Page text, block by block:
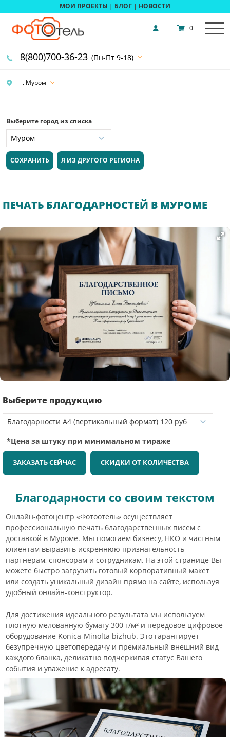
МОИ ПРОЕКТЫ | БЛОГ | НОВОСТИ
г. Муром
8(800)700-36-23 (Пн-Пт 9-18)
0
Выберите город из списка
СОХРАНИТЬ Я ИЗ ДРУГОГО РЕГИОНА
ПЕЧАТЬ БЛАГОДАРНОСТЕЙ В МУРОМЕ
Выберите продукцию
*Цена за штуку при минимальном тираже
ЗАКАЗАТЬ СЕЙЧАС СКИДКИ ОТ КОЛИЧЕСТВА
Благодарности со своим текстом
Онлайн-фотоцентр «Фотоотель» осуществляет
профессиональную печать благодарственных писем с
доставкой в Муроме. Мы помогаем бизнесу, НКО и частным
клиентам выразить искреннюю признательность
партнерам, спонсорам и сотрудникам. На этой странице Вы
можете быстро загрузить готовый корпоративный макет
или создать уникальный дизайн прямо на сайте, используя
удобный онлайн-конструктор.
Для достижения идеального результата мы используем
плотную мелованную бумагу 300 г/м² и передовое цифровое
оборудование Konica-Minolta bizhub. Это гарантирует
безупречную цветопередачу и премиальный внешний вид
каждого бланка, деликатно подчеркивая статус Вашего
события и уважение к адресату.